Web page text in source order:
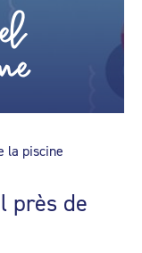
la piscine
près de